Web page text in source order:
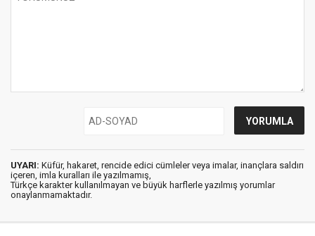
UYARI: Küfür, hakaret, rencide edici cümleler veya imalar, inançlara saldırı
içeren, imla kuralları ile yazılmamış,
Türkçe karakter kullanılmayan ve büyük harflerle yazılmış yorumlar
onaylanmamaktadır.